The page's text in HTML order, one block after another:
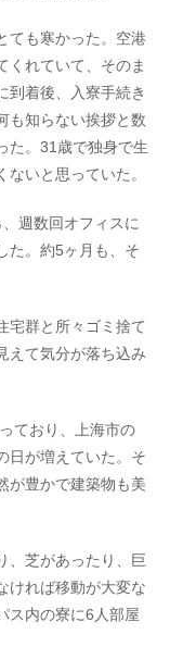
ても寒かった。空港
くれていて、そのま
到着後、入寮手続き
も知らない挨拶と数
た。31歳で独身で生
いと思っていた。
週数回オフィスに
た。約5ヶ月も、そ
宅群と所々ゴミ捨て
えて気分が落ち込み
ており、上海市の
日が増えていた。そ
が豊かで建築物も美
、芝があったり、巨
ければ移動が大変な
ス内の寮に6人部屋